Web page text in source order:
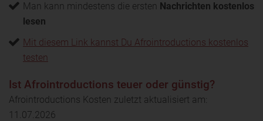
Man kann mindestens die ersten Nachrichten kostenlos
lesen
Mit diesem Link kannst Du Afrointroductions kostenlos
testen
Ist Afrointroductions teuer oder günstig?
Afrointroductions Kosten zuletzt aktualisiert am:
11.07.2026